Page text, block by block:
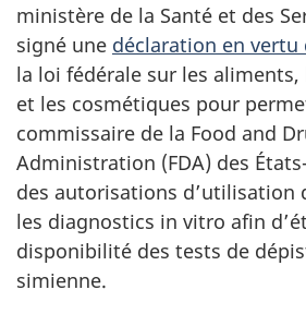
ministère de la Santé et des
signé une déclaration en vertu
la loi fédérale sur les
et les cosmétiques pour
commissaire de la Food and
Administration (FDA) des
des autorisations d’utilisation
les diagnostics in vitro afin
disponibilité des tests de
simienne.